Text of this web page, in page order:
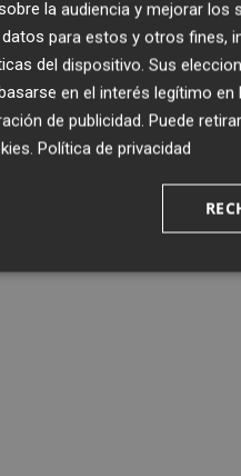
la audiencia y mejorar los
para estos y otros fines,
del dispositivo. Sus
en el interés legítimo
de publicidad. Puede
. Política de privacidad